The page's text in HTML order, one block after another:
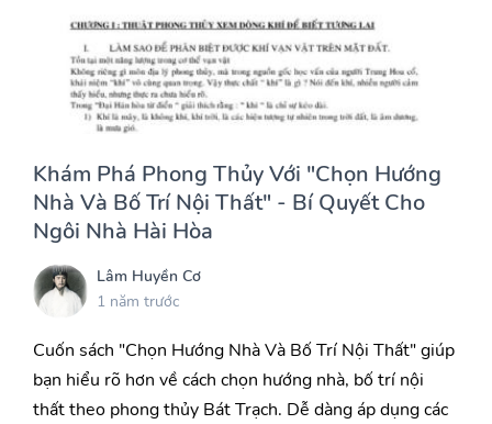
Khám Phá Phong Thủy Với "Chọn Hướng
Nhà Và Bố Trí Nội Thất" - Bí Quyết Cho
Ngôi Nhà Hài Hòa
Lâm Huyền Cơ
1 năm trước
Cuốn sách "Chọn Hướng Nhà Và Bố Trí Nội Thất" giúp
bạn hiểu rõ hơn về cách chọn hướng nhà, bố trí nội
thất theo phong thủy Bát Trạch. Dễ dàng áp dụng các